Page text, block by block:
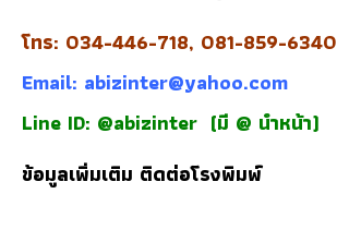
โทร: 034-446-718, 081-859-6340
Email: abizinter@yahoo.com
Line ID: @abizinter (มี @ นำหน้า)
ข้อมูลเพิ่มเติม ติดต่อโรงพิมพ์